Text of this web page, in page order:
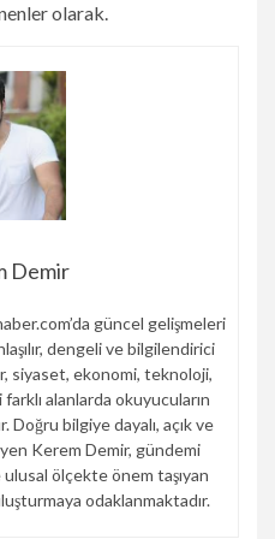
olarak.
Demir
güncel gelişmeleri
dengeli ve bilgilendirici
siyaset, ekonomi, teknoloji,
alanlarda okuyucuların
Doğru bilgiye dayalı, açık ve
Kerem Demir, gündemi
ölçekte önem taşıyan
odaklanmaktadır.